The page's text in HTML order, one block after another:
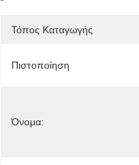
Τόπος Καταγωγής
Πιστοποίηση
Όνομα: